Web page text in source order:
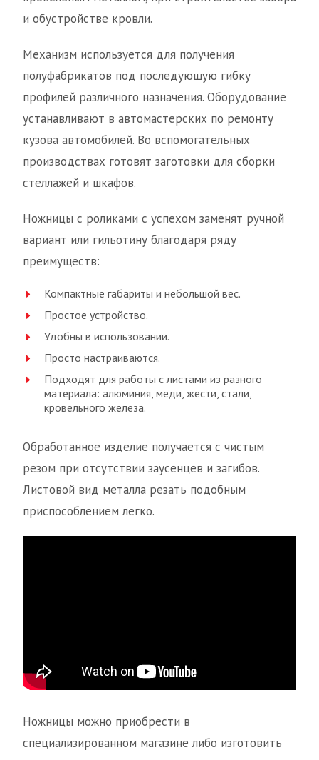
и обустройстве кровли.
Механизм используется для получения
полуфабрикатов под последующую гибку
профилей различного назначения. Оборудование
устанавливают в автомастерских по ремонту
кузова автомобилей. Во вспомогательных
производствах готовят заготовки для сборки
стеллажей и шкафов.
Ножницы с роликами с успехом заменят ручной
вариант или гильотину благодаря ряду
преимуществ:
Компактные габариты и небольшой вес.
Простое устройство.
Удобны в использовании.
Просто настраиваются.
Подходят для работы с листами из разного
материала: алюминия, меди, жести, стали,
кровельного железа.
Обработанное изделие получается с чистым
резом при отсутствии заусенцев и загибов.
Листовой вид металла резать подобным
приспособлением легко.
Ножницы можно приобрести в
специализированном магазине либо изготовить